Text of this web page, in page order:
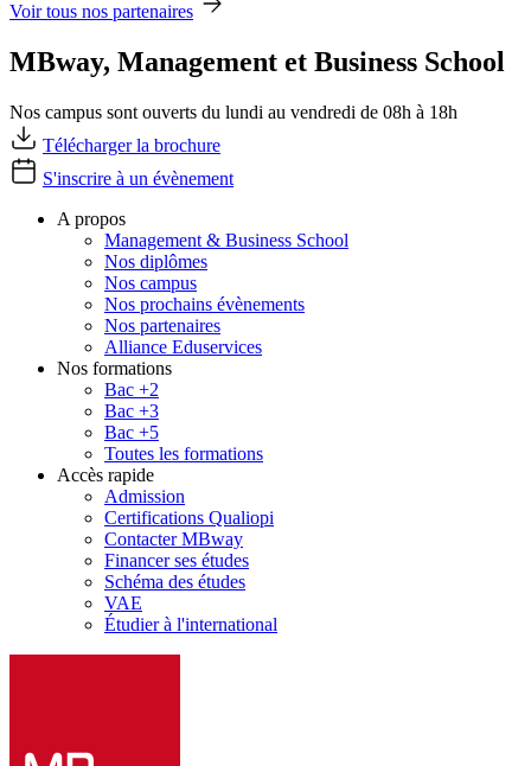
Voir tous nos partenaires
MBway, Management et Business School
Nos campus sont ouverts du lundi au vendredi de 08h à 18h
Télécharger la brochure
S'inscrire à un évènement
A propos
Management & Business School
Nos diplômes
Nos campus
Nos prochains évènements
Nos partenaires
Alliance Eduservices
Nos formations
Bac +2
Bac +3
Bac +5
Toutes les formations
Accès rapide
Admission
Certifications Qualiopi
Contacter MBway
Financer ses études
Schéma des études
VAE
Étudier à l'international